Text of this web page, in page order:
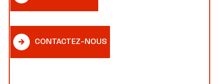
CONTACTEZ-NOUS